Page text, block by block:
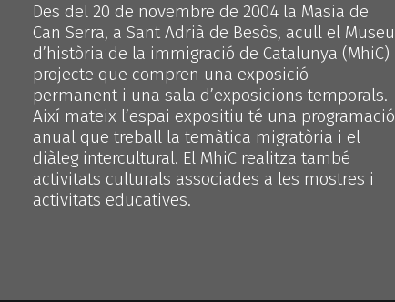
Des del 20 de novembre de 2004 la Masia de
Can Serra, a Sant Adrià de Besòs, acull el Museu
d’història de la immigració de Catalunya (MhiC)
projecte que compren una exposició
permanent i una sala d’exposicions temporals.
Així mateix l’espai expositiu té una programació
anual que treball la temàtica migratòria i el
diàleg intercultural. El MhiC realitza també
activitats culturals associades a les mostres i
activitats educatives.